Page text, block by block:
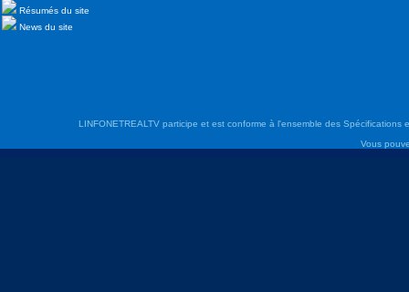
Résumés du site
News du site
LINFONETREALTV participe et est conforme à l'ensemble des
Vous